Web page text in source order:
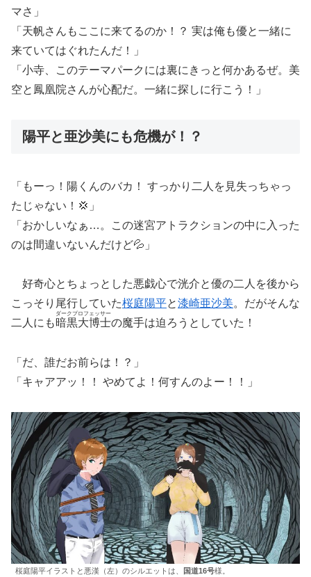
マさ」
「天帆さんもここに来てるのか！？ 実は俺も優と一緒に
来ていてはぐれたんだ！」
「小寺、このテーマパークには裏にきっと何かあるぜ。美
空と鳳凰院さんが心配だ。一緒に探しに行こう！」
陽平と亜沙美にも危機が！？
「もーっ！陽くんのバカ！ すっかり二人を見失っちゃっ
たじゃない！💢」
「おかしいなぁ…。この迷宮アトラクションの中に入った
のは間違いないんだけど💦」
好奇心とちょっとした悪戯心で洸介と優の二人を後から
こっそり尾行していた桜庭陽平と漆崎亜沙美。だがそんな
二人にも暗黒大博士
ダークプロフェッサー
の魔手は迫ろうとしていた！
「だ、誰だお前らは！？」
「キャアアッ！！ やめてよ！何すんのよー！！」
桜庭陽平イラストと悪漢（左）のシルエットは、 国道16号様。